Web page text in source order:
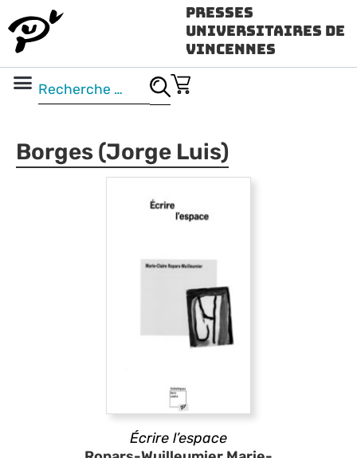
Presses
Universitaires de
Vincennes
Borges (Jorge Luis)
Écrire l’espace